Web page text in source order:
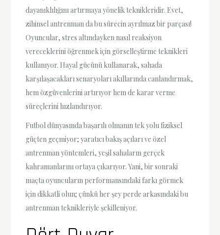
dayanıklılığını artırmaya yönelik teknikleridir. Evet,
zihinsel antrenman da bu sürecin ayrılmaz bir parçası!
Oyuncular, stres altındayken nasıl reaksiyon
vereceklerini öğrenmek için görselleştirme teknikleri
kullanıyor. Hayal gücünü kullanarak, sahada
karşılaşacakları senaryoları akıllarında canlandırmak,
hem özgüvenlerini artırıyor hem de karar verme
süreçlerini hızlandırıyor.
Futbol dünyasında başarılı olmanın tek yolu fiziksel
güçten geçmiyor; yaratıcı bakış açıları ve özel
antrenman yöntemleri, yeşil sahaların gerçek
kahramanlarını ortaya çıkarıyor. Yani, bir sonraki
maçta oyuncuların performansındaki farkı görmek
için dikkatli olun; çünkü her şey perde arkasındaki bu
antrenman teknikleriyle şekilleniyor.